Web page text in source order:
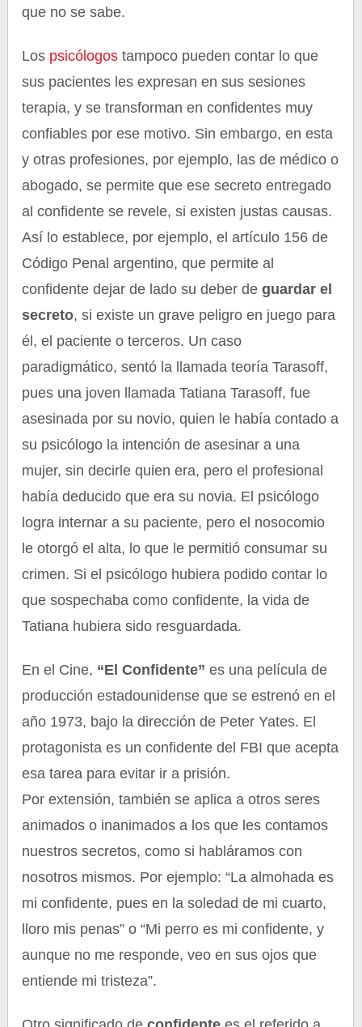
que no se sabe.
Los psicólogos tampoco pueden contar lo que
sus pacientes les expresan en sus sesiones
terapia, y se transforman en confidentes muy
confiables por ese motivo. Sin embargo, en esta
y otras profesiones, por ejemplo, las de médico o
abogado, se permite que ese secreto entregado
al confidente se revele, si existen justas causas.
Así lo establece, por ejemplo, el artículo 156 de
Código Penal argentino, que permite al
confidente dejar de lado su deber deguardar el
secreto, si existe un grave peligro en juego para
él, el paciente o terceros. Un caso
paradigmático, sentó la llamada teoría Tarasoff,
pues una joven llamada Tatiana Tarasoff, fue
asesinada por su novio, quien le había contado a
su psicólogo la intención de asesinar a una
mujer, sin decirle quien era, pero el profesional
había deducido que era su novia. El psicólogo
logra internar a su paciente, pero el nosocomio
le otorgó el alta, lo que le permitió consumar su
crimen. Si el psicólogo hubiera podido contar lo
que sospechaba como confidente, la vida de
Tatiana hubiera sido resguardada.
En el Cine, “El Confidente” es una película de
producción estadounidense que se estrenó en el
año 1973, bajo la dirección de Peter Yates. El
protagonista es un confidente del FBI que acepta
esa tarea para evitar ir a prisión.
Por extensión, también se aplica a otros seres
animados o inanimados a los que les contamos
nuestros secretos, como si habláramos con
nosotros mismos. Por ejemplo: “La almohada es
mi confidente, pues en la soledad de mi cuarto,
lloro mis penas” o “Mi perro es mi confidente, y
aunque no me responde, veo en sus ojos que
entiende mi tristeza”.